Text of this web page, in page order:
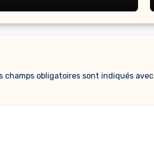
champs obligatoires sont indiqués avec